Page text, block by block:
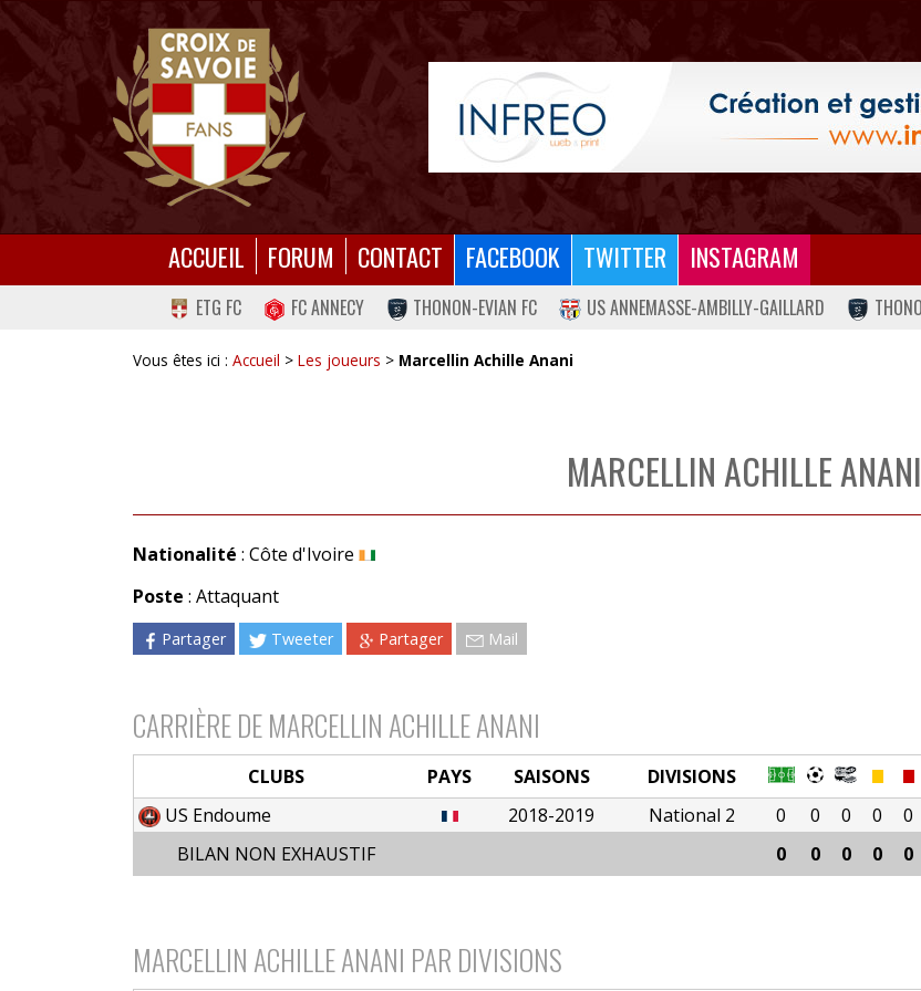
ACCUEIL FORUM CONTACT FACEBOOK TWITTER INSTAGRAM
ETG FC FC ANNECY THONON-EVIAN FC US ANNEMASSE-AMBILLY-GAILLARD
Vous êtes ici : Accueil > Les joueurs > Marcellin Achille Anani
MARCELLIN ACHILLE ANANI
Nationalité : Côte d'Ivoire
Poste : Attaquant
Partager Tweeter Partager Mail
CARRIÈRE DE MARCELLIN ACHILLE ANANI
CLUBS PAYS SAISONS
DIVISIONS
US Endoume
2018-2019 National 2 0 0 0 0
0
BILAN NON EXHAUSTIF
0 0 0 0 0
MARCELLIN ACHILLE ANANI PAR DIVISIONS